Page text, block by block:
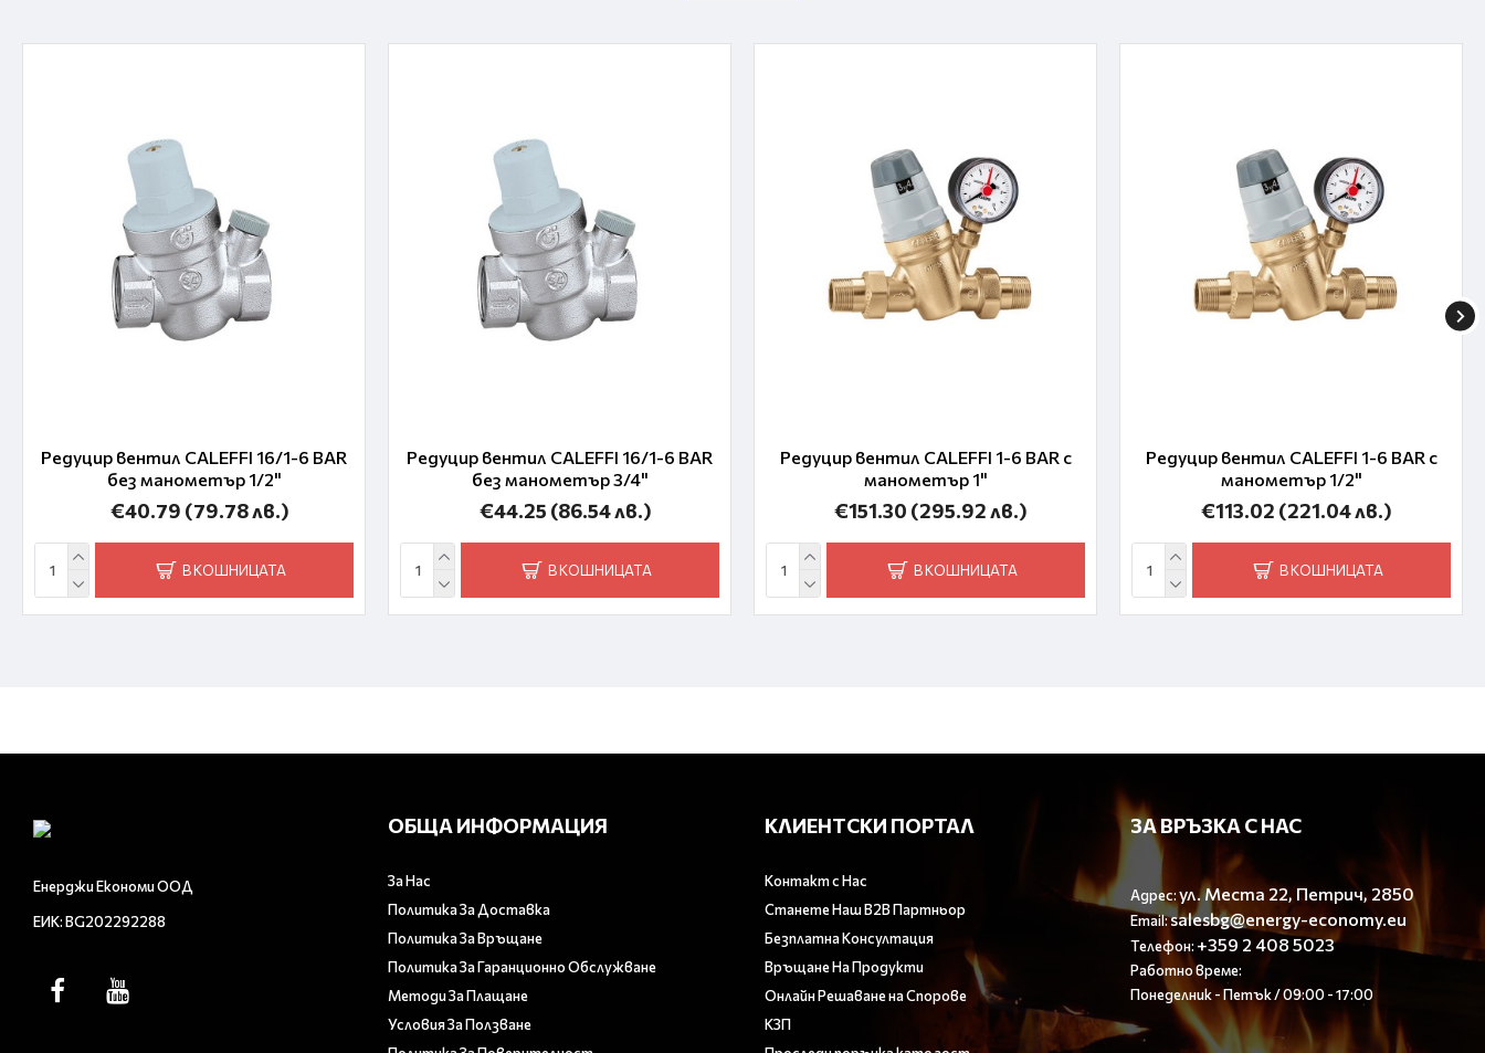
Редуцир вентил CALEFFI 16/1-6 BAR
без манометър 1/2"
€40.79 (79.78 лв.)
В КОШНИЦАТА
Редуцир вентил CALEFFI 16/1-6 BAR
без манометър 3/4"
€44.25 (86.54 лв.)
В КОШНИЦАТА
Редуцир вентил CALEFFI 1-6 BAR с
манометър 1"
€151.30 (295.92 лв.)
В КОШНИЦАТА
Редуцир вентил CALEFFI 1-6 BAR с
манометър 1/2"
€113.02 (221.04 лв.)
В КОШНИЦАТА
Енерджи Економи ООД
ЕИК: BG202292288
ОБЩА ИНФОРМАЦИЯ
За Нас
Политика За Доставка
Политика За Връщане
Политика За Гаранционно Обслужване
Методи За Плащане
Условия За Ползване
КЛИЕНТСКИ ПОРТАЛ
Контакт с Нас
Станете Наш B2B Партньор
Безплатна Консултация
Връщане На Продукти
Онлайн Решаване на Спорове
КЗП
ЗА ВРЪЗКА С НАС
Адрес:ул. Места 22, Петрич, 2850
Email:salesbg@energy-economy.eu
Телефон: +359 2 408 5023
Работно време:
Понеделник - Петък / 09:00 - 17:00